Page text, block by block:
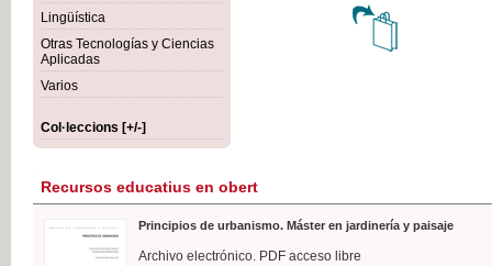
Lingüística
Otras Tecnologías y Ciencias
Aplicadas
Varios
Col·leccions [+/-]
Recursos educatius en obert
Principios de urbanismo. Máster en jardinería y paisaje
Archivo electrónico. PDF acceso libre